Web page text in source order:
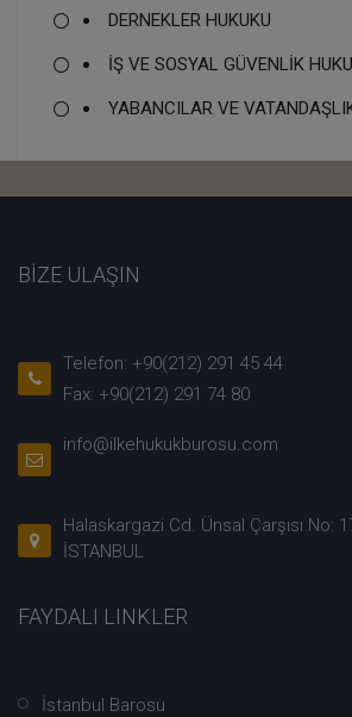
DERNEKLER HUKUKU
İŞ VE SOSYAL GÜVENLİK
YABANCILAR VE
BİZE ULAŞIN
Telefon: +90(212) 291 45 44
Fax: +90(212) 291 74 80
info@ilkehukukburosu.com
Halaskargazi Cd. Ünsal Çarşısı No:
İSTANBUL
FAYDALI LINKLER
İstanbul Barosu